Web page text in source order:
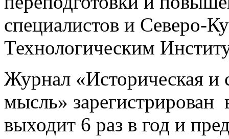
специалистов и Северо-
Технологическим
Журнал «Историческая и
мысль» зарегистрирован
выходит 6 раз в год и